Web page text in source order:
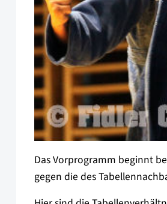
Das Vorprogramm beginnt
gegen die des